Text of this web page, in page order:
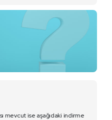
mevcut ise aşağıdaki indirme